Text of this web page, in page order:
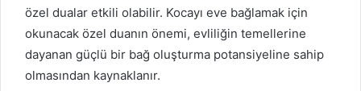
özel dualar etkili olabilir. Kocayı eve bağlamak için
okunacak özel duanın önemi, evliliğin temellerine
dayanan güçlü bir bağ oluşturma potansiyeline sahip
olmasından kaynaklanır.